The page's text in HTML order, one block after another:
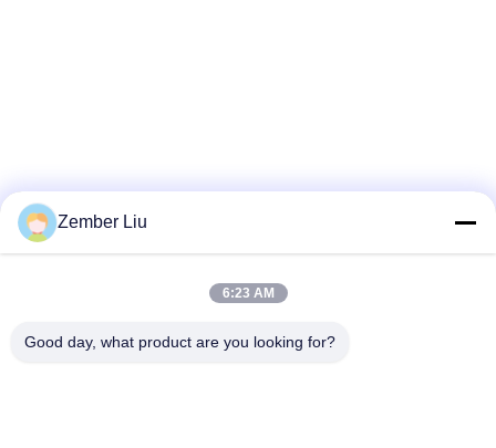
Zember Liu
6:23 AM
Good day, what product are you looking for?